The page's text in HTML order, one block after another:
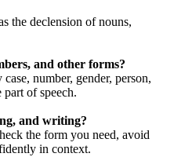
the declension of nouns,
and other forms?
number, gender, person,
part of speech.
and writing?
the form you need, avoid
in context.